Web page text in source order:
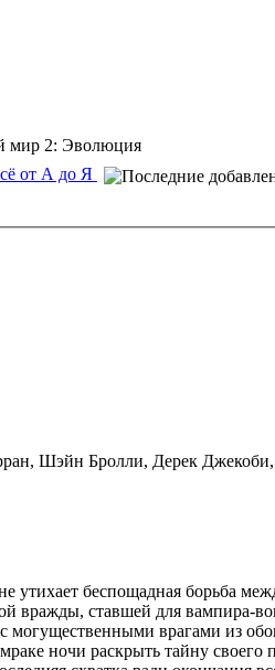
мир 2: Эволюция
от А до Я
Шэйн Бролли, Дерек
беспощадная борьба
вражды, ставшей для вампира-
могущественными врагами из
ночи раскрыть тайну своего